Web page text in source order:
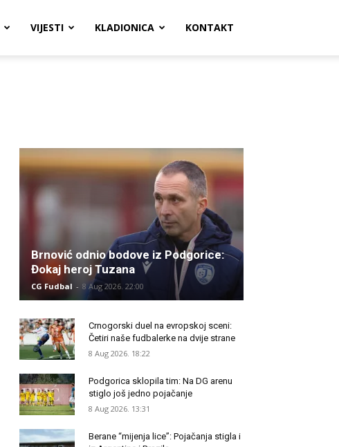
VIJESTI KLADIONICA KONTAKT
Brnović odnio bodove iz Podgorice:
Đokaj heroj Tuzana
CG Fudbal - 8 Aug 2026. 22:00
Crnogorski duel na evropskoj sceni:
Četiri naše fudbalerke na dvije strane
8 Aug 2026. 18:22
Podgorica sklopila tim: Na DG arenu
stiglo još jedno pojačanje
8 Aug 2026. 13:31
Berane “mijenja lice”: Pojačanja stigla i